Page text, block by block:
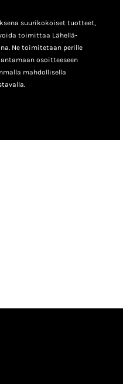
suurikokoiset tuotteet,
toimittaa Lähellä-
Ne toimitetaan perille
osoitteeseen
mahdollisella